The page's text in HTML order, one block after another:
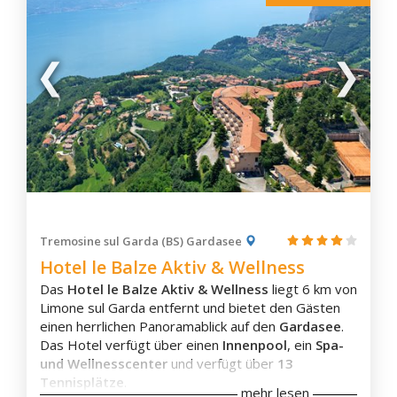
Morbegno
Mortara
Orzinuovi
Ostiglia
Palazzolo Sull'Oglio
Ponte Di Legno
Pontida
Porlezza
Porto Ceresio
Rivolta d'Adda
Robbio
Am morgen wird ein reichhaltiges
Frühstücksbuffet
verwöhnt die Gäste zu
Mittags und am Abend mit traditioneller Küche.
Die Unterkunft bietet eine gute Ausgangslage für
entspannendeSpaziergängeundFahrradtouren.
Zudem ist derGolf Club Arzaganur wenige
Kilometer entfernt. DenGardaseeerreichen die
Gäste nach einer 10 minütigen Autofahrt.
Zimmerausstattung
Eigenes Badezimmer
Klimaanlage
Terrasse
Balkon
Flachbild-TV
Waschmaschine
Tremosine sul Garda (BS) Gardasee
Hotel le Balze Aktiv & Wellness
Das Hotel le Balze Aktiv & Wellness liegt 6 km von
Limone sul Garda entfernt und bietet den Gästen
einen herrlichen Panoramablick auf den Gardasee.
Das Hotel verfügt über einen Innenpool, ein Spa-
und Wellnesscenter und verfügt über 13
Tennisplätze
mehr lesen